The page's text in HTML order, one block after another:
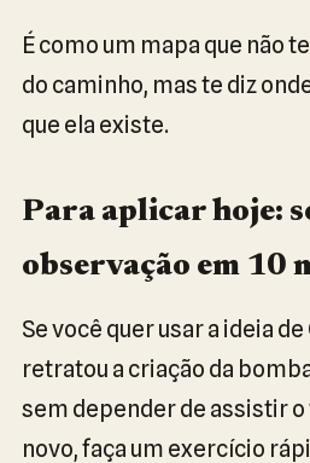
É como um mapa que não
do caminho, mas te diz
que ela existe.
Para aplicar hoje:
observação em 10
Se você quer usar a ideia
retratou a criação da
sem depender de assistir
novo, faça um exercício